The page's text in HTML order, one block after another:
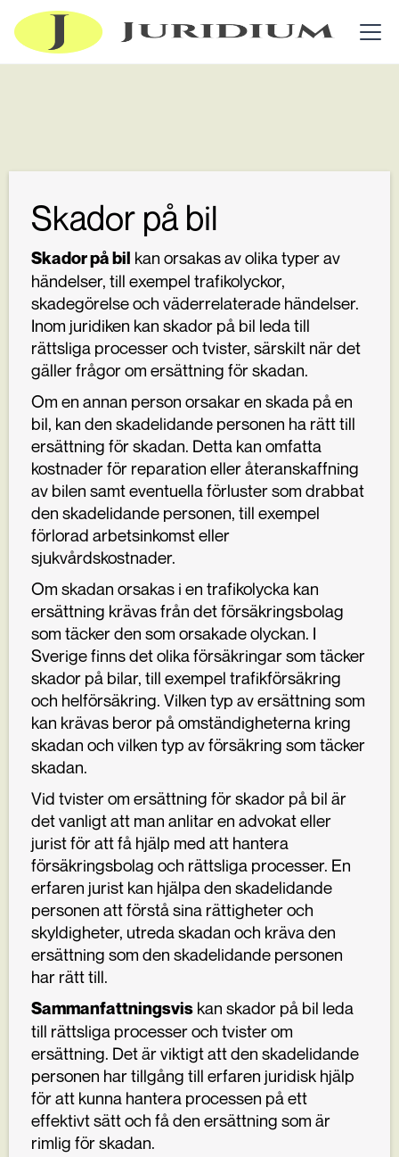
Skador på bil
Skador på bil kan orsakas av olika typer av
händelser, till exempel trafikolyckor,
skadegörelse och väderrelaterade händelser.
Inom juridiken kan skador på bil leda till
rättsliga processer och tvister, särskilt när det
gäller frågor om ersättning för skadan.
Om en annan person orsakar en skada på en
bil, kan den skadelidande personen ha rätt till
ersättning för skadan. Detta kan omfatta
kostnader för reparation eller återanskaffning
av bilen samt eventuella förluster som drabbat
den skadelidande personen, till exempel
förlorad arbetsinkomst eller
sjukvårdskostnader.
Om skadan orsakas i en trafikolycka kan
ersättning krävas från det försäkringsbolag
som täcker den som orsakade olyckan. I
Sverige finns det olika försäkringar som täcker
skador på bilar, till exempel trafikförsäkring
och helförsäkring. Vilken typ av ersättning som
kan krävas beror på omständigheterna kring
skadan och vilken typ av försäkring som täcker
skadan.
Vid tvister om ersättning för skador på bil är
det vanligt att man anlitar en advokat eller
jurist för att få hjälp med att hantera
försäkringsbolag och rättsliga processer. En
erfaren jurist kan hjälpa den skadelidande
personen att förstå sina rättigheter och
skyldigheter, utreda skadan och kräva den
ersättning som den skadelidande personen
har rätt till.
Sammanfattningsvis kan skador på bil leda
till rättsliga processer och tvister om
ersättning. Det är viktigt att den skadelidande
personen har tillgång till erfaren juridisk hjälp
för att kunna hantera processen på ett
effektivt sätt och få den ersättning som är
rimlig för skadan.